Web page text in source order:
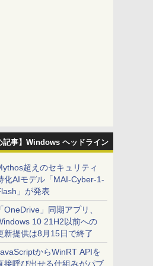
記事】Windows ヘッドライン
超えのセキュリティ
化AIモデル「MAI-Cyber-1-
」が発表
「OneDrive」同期アプリ、
10 21H2以前への
新提供は8月15日で終了
からWinRT APIを
接呼び出せる仕組みがパブ